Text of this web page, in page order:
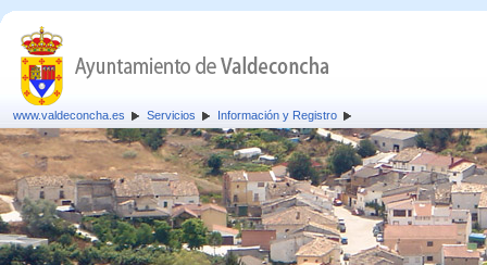
www.valdeconcha.es Servicios Información y Registro